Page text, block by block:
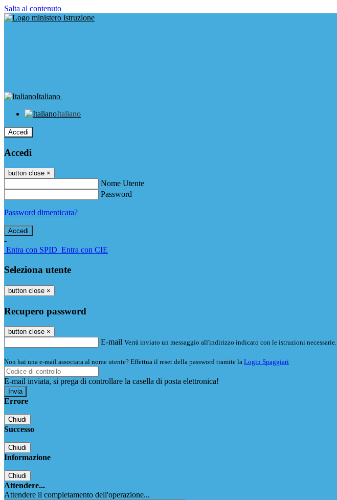
Salta al contenuto
Italiano
Italiano
Accedi
Accedi
button close ×
Nome Utente
Password
Password dimenticata?
-
Entra con SPID Entra con CIE
Seleziona utente
button close ×
Recupero password
button close ×
E-mail Verrà inviato un messaggio all'indirizzo indicato con le istruzioni necessarie.
Non hai una e-mail associata al nome utente? Effettua il reset della password tramite la Login Spaggiari
E-mail inviata, si prega di controllare la casella di posta elettronica!
Errore
Chiudi
Successo
Chiudi
Informazione
Chiudi
Attendere...
Attendere il completamento dell'operazione...